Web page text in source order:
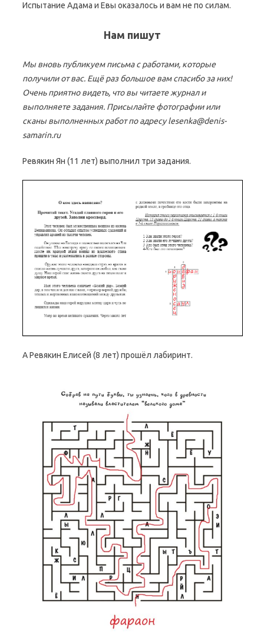
Испытание Адама и Евы оказалось и вам не по силам.
Нам пишут
Мы вновь публикуем письма с работами, которые
получили от вас. Ещё раз большое вам спасибо за них!
Очень приятно видеть, что вы читаете журнал и
выполняете задания. Присылайте фотографии или
сканы выполненных работ по адресу lesenka@denis-
samarin.ru
Ревякин Ян (11 лет) выполнил три задания.
А Ревякин Елисей (8 лет) прошёл лабиринт.